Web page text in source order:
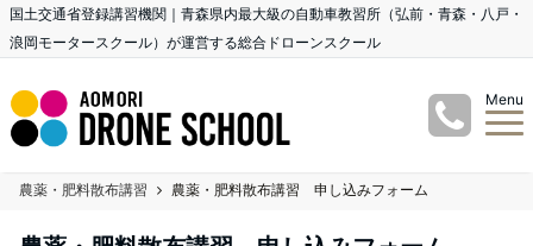
国土交通省登録講習機関｜青森県内最大級の自動車教習所（弘前・青森・八戸・
浪岡モータースクール）が運営する総合ドローンスクール
Menu
農薬・肥料散布講習 農薬・肥料散布講習 申し込みフォーム